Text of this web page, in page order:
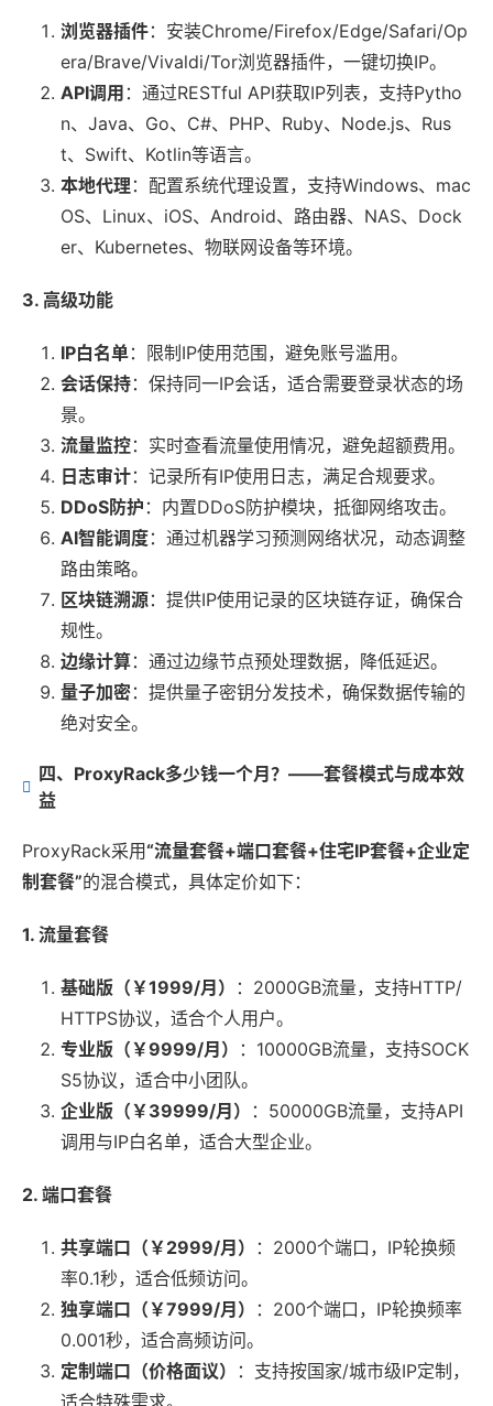
浏览器插件：安装Chrome/Firefox/Edge/Safari/Op
era/Brave/Vivaldi/Tor浏览器插件，一键切换IP。
API调用 ：通过RESTful API获取IP列表，支持Pytho
n、Java、Go、C#、PHP、Ruby、Node.js、Rus
t、Swift、Kotlin等语言。
本地代理 ：配置系统代理设置，支持Windows、mac
OS、Linux、iOS、Android、路由器、NAS、Dock
er、Kubernetes、物联网设备等环境。
3. 高级功能
IP白名单：限制IP使用范围，避免账号滥用。
会话保持：保持同一IP会话，适合需要登录状态的场
景。
流量监控：实时查看流量使用情况，避免超额费用。
日志审计：记录所有IP使用日志，满足合规要求。
DDoS防护 ：内置DDoS防护模块，抵御网络攻击。
AI智能调度：通过机器学习预测网络状况，动态调整
路由策略。
区块链溯源：提供IP使用记录的区块链存证，确保合
规性。
边缘计算：通过边缘节点预处理数据，降低延迟。
量子加密：提供量子密钥分发技术，确保数据传输的
绝对安全。
四、ProxyRack多少钱一个月？——套餐模式与成本效
益
ProxyRack采用“流量套餐+端口套餐+住宅IP套餐+企业定
制套餐”的混合模式，具体定价如下：
1. 流量套餐
基础版（￥1999/月）
：2000GB流量，支持HTTP/
HTTPS协议，适合个人用户。
专业版（￥9999/月）
：10000GB流量，支持SOCK
S5协议，适合中小团队。
企业版（￥39999/月）
：50000GB流量，支持API
调用与IP白名单，适合大型企业。
2. 端口套餐
共享端口（￥2999/月）
：2000个端口，IP轮换频
率0.1秒，适合低频访问。
独享端口（￥7999/月）
：200个端口，IP轮换频率
0.001秒，适合高频访问。
定制端口（价格面议）
：支持按国家/城市级IP定制，
适合特殊需求。